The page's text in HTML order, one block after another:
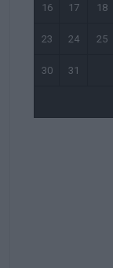
16 17 18
23 24 25
30 31